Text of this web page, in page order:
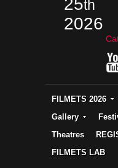
25th
2026
FILMETS 2026
Gallery
Theatres
FILMETS LAB